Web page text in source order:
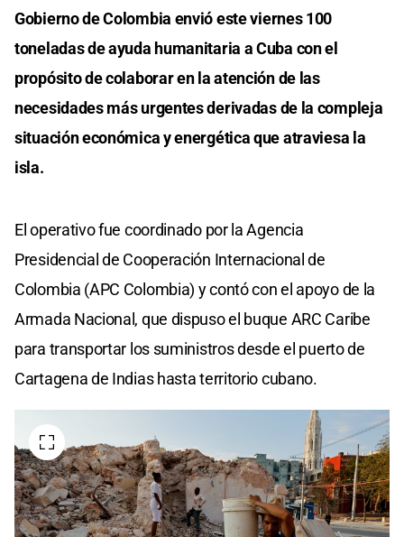
Gobierno de Colombia envió este viernes 100
toneladas de ayuda humanitaria a Cuba con el
propósito de colaborar en la atención de las
necesidades más urgentes derivadas de la compleja
situación económica y energética que atraviesa la
isla.
El operativo fue coordinado por la Agencia
Presidencial de Cooperación Internacional de
Colombia (APC Colombia) y contó con el apoyo de la
Armada Nacional, que dispuso el buque ARC Caribe
para transportar los suministros desde el puerto de
Cartagena de Indias hasta territorio cubano.